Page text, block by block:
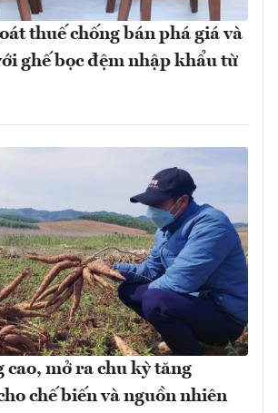
thuế chống bán phá giá và
ghế bọc đệm nhập khẩu từ
cao, mở ra chu kỳ tăng
chế biến và nguồn nhiên